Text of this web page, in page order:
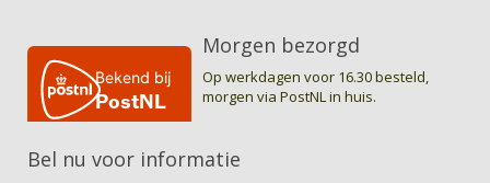
Morgen bezorgd
Op werkdagen voor 16.30 besteld,
morgen via PostNL in huis.
Bel nu voor informatie